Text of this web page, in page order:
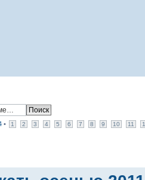
• 1 2 3 4 5 6 7 8 9 10 11